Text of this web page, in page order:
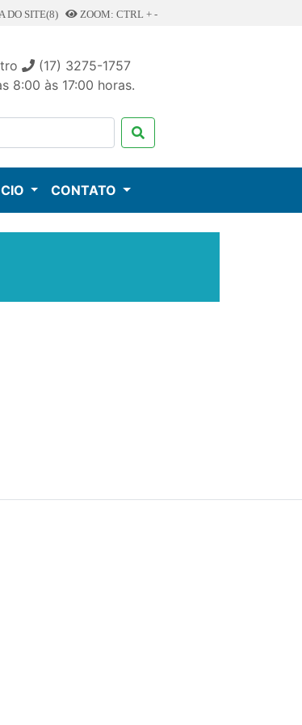
DO SITE(8) ZOOM: CTRL + -
(17) 3275-1757
8:00 às 17:00 horas.
CONTATO